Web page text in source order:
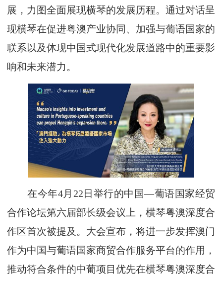
展，力图全面展现横琴的发展历程。通过对话呈
现横琴在促进粤澳产业协同、加强与葡语国家的
联系以及体现中国式现代化发展道路中的重要影
响和未来潜力。
在今年4月22日举行的中国—葡语国家经贸
合作论坛第六届部长级会议上，横琴粤澳深度合
作区首次被提及。大会宣布，将进一步发挥澳门
作为中国与葡语国家商贸合作服务平台的作用，
推动符合条件的中葡项目优先在横琴粤澳深度合